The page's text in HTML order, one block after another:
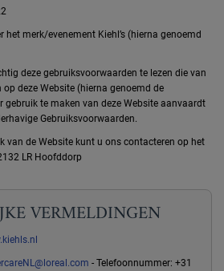
het merk/evenement Kiehl’s (hierna genoemd
deze gebruiksvoorwaarden te lezen die van
deze Website (hierna genoemd de
gebruik te maken van deze Website aanvaardt
Gebruiksvoorwaarden.
van de Website kunt u ons contacteren op het
LR Hoofddorp
VERMELDINGEN
- Telefoonnummer: +31